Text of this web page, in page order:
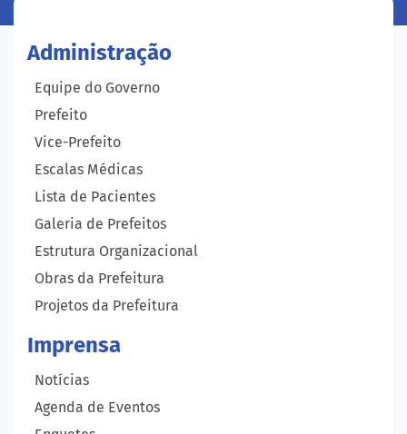
Administração
Equipe do Governo
Prefeito
Vice-Prefeito
Escalas Médicas
Lista de Pacientes
Galeria de Prefeitos
Estrutura Organizacional
Obras da Prefeitura
Projetos da Prefeitura
Imprensa
Notícias
Agenda de Eventos